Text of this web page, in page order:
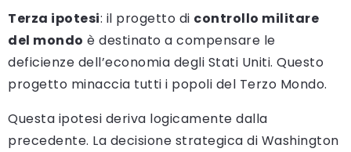
Terza ipotesi: il progetto di controllo militare
del mondo è destinato a compensare le
deficienze dell’economia degli Stati Uniti. Questo
progetto minaccia tutti i popoli del Terzo Mondo.
Questa ipotesi deriva logicamente dalla
precedente. La decisione strategica di Washington